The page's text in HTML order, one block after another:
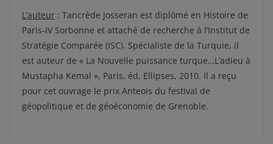
L’auteur : Tancrède Josseran est diplômé en Histoire de
Paris-IV Sorbonne et attaché de recherche à l’Institut de
Stratégie Comparée (ISC). Spécialiste de la Turquie, il
est auteur de « La Nouvelle puissance turque…L’adieu à
Mustapha Kemal », Paris, éd, Ellipses, 2010. Il a reçu
pour cet ouvrage le prix Anteois du festival de
géopolitique et de géoéconomie de Grenoble.